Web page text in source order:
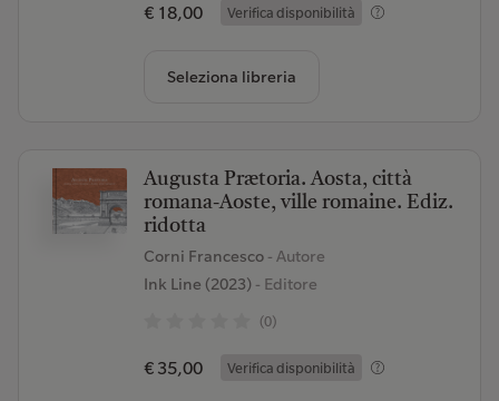
€ 18,00 Verifica disponibilità
Seleziona libreria
Augusta Prætoria. Aosta, città
romana-Aoste, ville romaine. Ediz.
ridotta
Corni Francesco - Autore
Ink Line (2023)- Editore
(0)
€ 35,00 Verifica disponibilità